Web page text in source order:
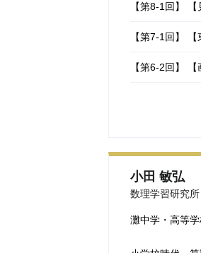
【第8-1回】
【第7-1回】
【第6-2回】
小田 敏弘
数理学習研究
灘中学・高等